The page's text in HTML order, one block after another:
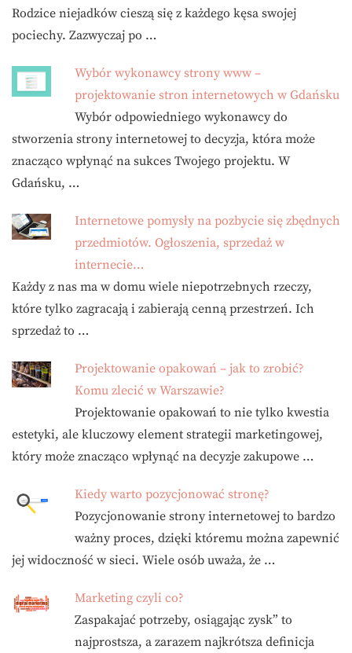
Rodzice niejadków cieszą się z każdego kęsa swojej
pociechy. Zazwyczaj po …
Wybór wykonawcy strony www –
projektowanie stron internetowych w Gdańsku
Wybór odpowiedniego wykonawcy do
stworzenia strony internetowej to decyzja, która może
znacząco wpłynąć na sukces Twojego projektu. W
Gdańsku, …
Internetowe pomysły na pozbycie się zbędnych
przedmiotów. Ogłoszenia, sprzedaż w
internecie…
Każdy z nas ma w domu wiele niepotrzebnych rzeczy,
które tylko zagracają i zabierają cenną przestrzeń. Ich
sprzedaż to …
Projektowanie opakowań – jak to zrobić?
Komu zlecić w Warszawie?
Projektowanie opakowań to nie tylko kwestia
estetyki, ale kluczowy element strategii marketingowej,
który może znacząco wpłynąć na decyzje zakupowe …
Kiedy warto pozycjonować stronę?
Pozycjonowanie strony internetowej to bardzo
ważny proces, dzięki któremu można zapewnić
jej widoczność w sieci. Wiele osób uważa, że …
Marketing czyli co?
Zaspakajać potrzeby, osiągając zysk” to
najprostsza, a zarazem najkrótsza definicja